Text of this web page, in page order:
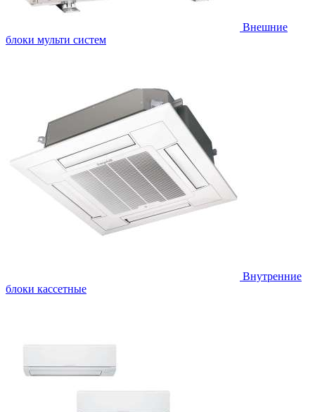
Внешние
блоки мульти систем
Внутренние
блоки кассетные